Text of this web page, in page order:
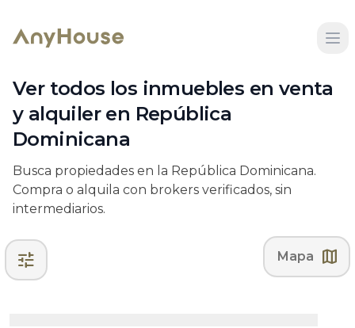
Ver todos los inmuebles en venta
y alquiler en República
Dominicana
Busca propiedades en la República Dominicana.
Compra o alquila con brokers verificados, sin
intermediarios.
tune Mapa map